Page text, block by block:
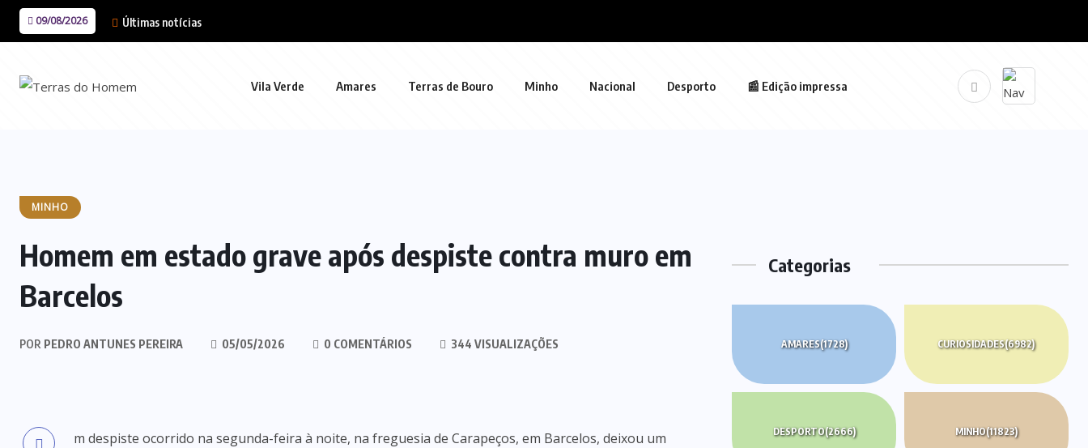
09/08/2026 Últimas notícias
Vila Verde Amares Terras de Bouro Minho Nacional Desporto 📰 Edição impressa
MINHO
Homem em estado grave após despiste contra muro em
Barcelos
POR PEDRO ANTUNES PEREIRA 05/05/2026 0 COMENTÁRIOS 344 VISUALIZAÇÕES
m despiste ocorrido na segunda-feira à noite, na freguesia de Carapeços, em Barcelos, deixou um
Categorias
AMARES(1728) CURIOSIDADES(6982)
DESPORTO(2666) MINHO(11823)